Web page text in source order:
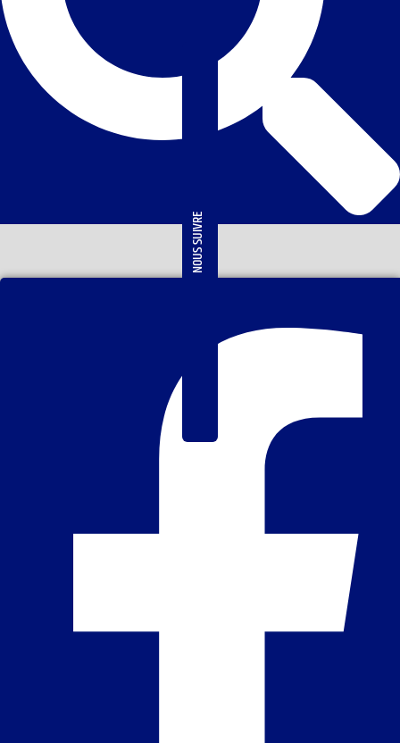
NOUS SUIVRE